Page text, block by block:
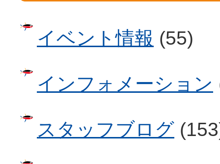
イベント情報 (55)
インフォメーション
スタッフブログ